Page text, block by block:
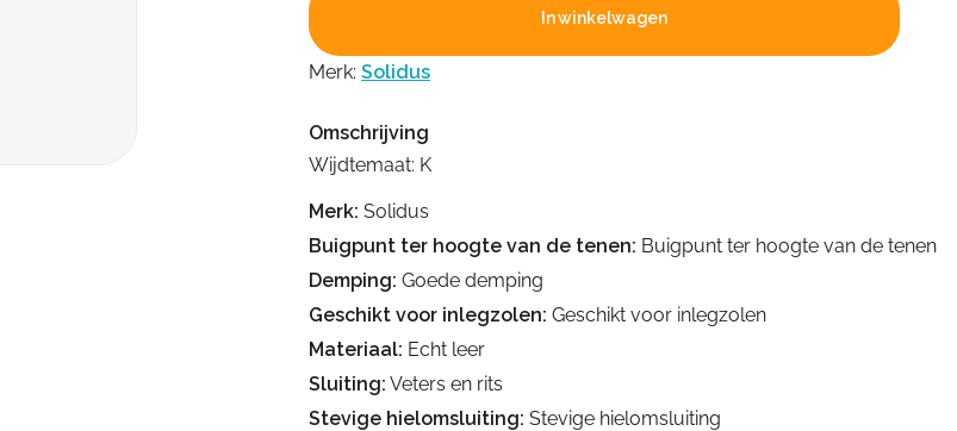
In winkelwagen
Merk: Solidus
Omschrijving
Wijdtemaat: K
Merk: Solidus
Buigpunt ter hoogte van de tenen: Buigpunt ter hoogte van de tenen
Demping: Goede demping
Geschikt voor inlegzolen: Geschikt voor inlegzolen
Materiaal: Echt leer
Sluiting: Veters en rits
Stevige hielomsluiting: Stevige hielomsluiting